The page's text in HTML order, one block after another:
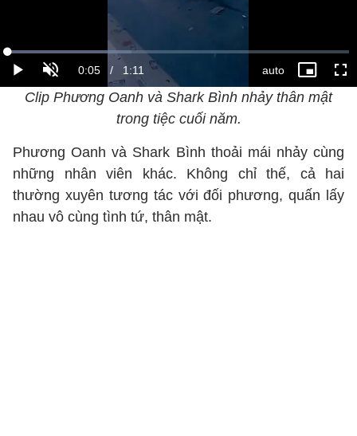
Clip Phương Oanh và Shark Bình nhảy thân mật
trong tiệc cuối năm.
Phương Oanh và Shark Bình thoải mái nhảy cùng
những nhân viên khác. Không chỉ thế, cả hai
thường xuyên tương tác với đối phương, quấn lấy
nhau vô cùng tình tứ, thân mật.